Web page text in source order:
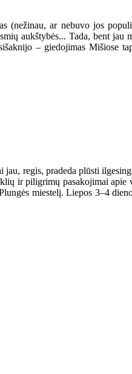
(nežinau, ar nebuvo jos
aukštybės... Tada, bent jau
– giedojimas Mišiose
regis, pradeda plūsti
ir piligrimų pasakojimai apie
miestelį. Liepos 3–4